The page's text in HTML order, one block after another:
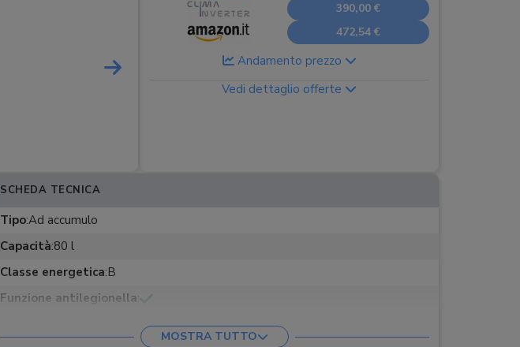
390,00 €
472,54 €
Andamento prezzo
Vedi dettaglio offerte
SCHEDA TECNICA
Tipo:Ad accumulo
Capacità:80 l
Classe energetica:B
Funzione antilegionella:
:
MOSTRA TUTTO